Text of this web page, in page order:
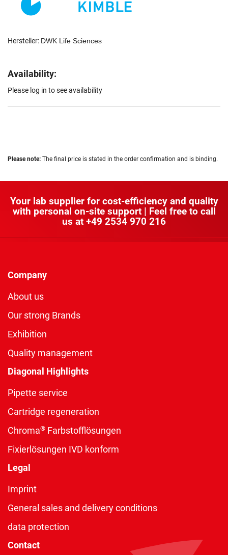
Hersteller: DWK Life Sciences
Availability:
Please log in to see availability
Please note: The final price is stated in the order confirmation and is binding.
Your lab supplier for cost-efficiency and quality
with personal on-site support | Feel free to call
us at +49 2534 970 216
Company
About us
Our strong Brands
Exhibition
Quality management
Diagonal Highlights
Pipette service
Cartridge regeneration
Chroma® Farbstofflösungen
Fixierlösungen IVD konform
Legal
Imprint
General sales and delivery conditions
data protection
Contact